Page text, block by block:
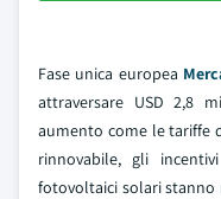
Fase unica europea
attraversare USD 2,8
aumento come le tariffe
rinnovabile, gli
fotovoltaici solari